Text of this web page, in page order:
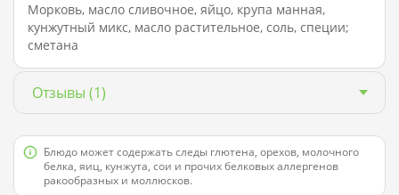
Морковь, масло сливочное, яйцо, крупа манная,
кунжутный микс, масло растительное, соль, специи;
сметана
Отзывы (1)
Блюдо может содержать следы глютена, орехов, молочного
белка, яиц, кунжута, сои и прочих белковых аллергенов
ракообразных и моллюсков.